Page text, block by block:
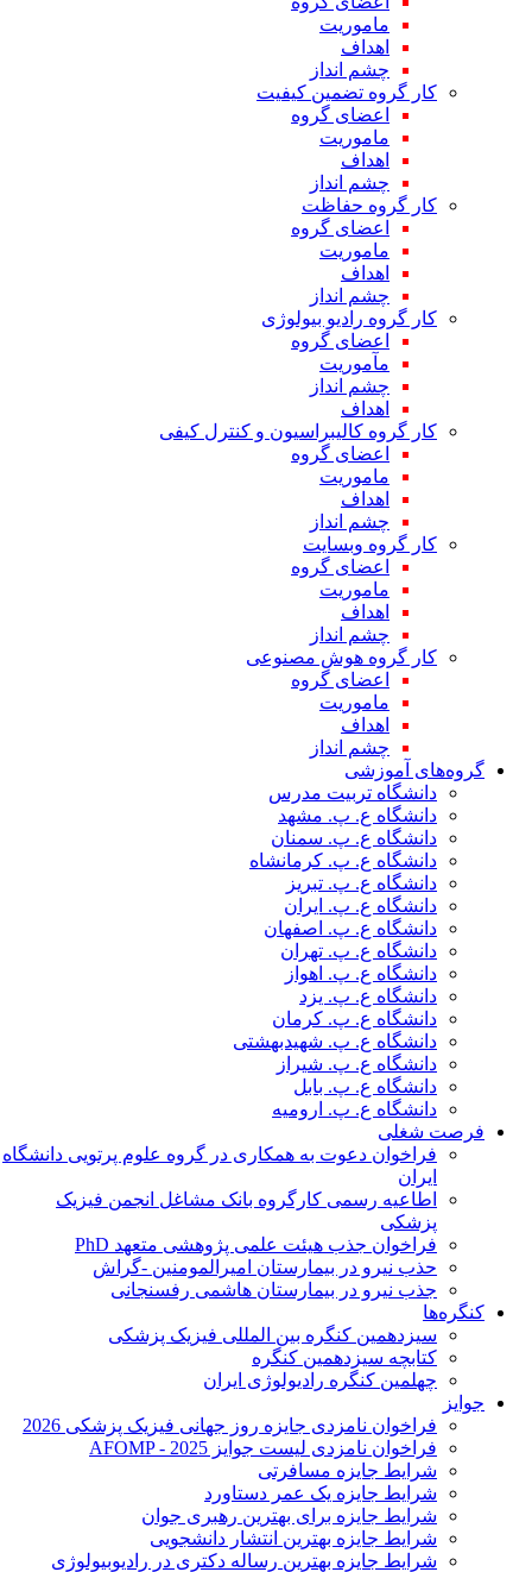
ماموریت
اهداف
چشم انداز
کار گروه تضمین کیفیت
اعضای گروه
ماموریت
اهداف
چشم انداز
کار گروه حفاظت
اعضای گروه
ماموریت
اهداف
چشم انداز
کار گروه رادیو بیولوژی
اعضای گروه
مآموریت
چشم انداز
اهداف
کار گروه کالیبراسیون و کنترل کیفی
اعضای گروه
ماموریت
اهداف
چشم انداز
کار گروه وبسایت
اعضای گروه
ماموریت
اهداف
چشم انداز
کار گروه هوش مصنوعی
اعضای گروه
ماموریت
اهداف
چشم انداز
گروه‌های آموزشی
دانشگاه تربیت مدرس
دانشگاه ع. پ. مشهد
دانشگاه ع. پ. سمنان
دانشگاه ع. پ. کرمانشاه
دانشگاه ع. پ. تبریز
دانشگاه ع. پ. ایران
دانشگاه ع. پ. اصفهان
دانشگاه ع. پ. تهران
دانشگاه ع. پ. اهواز
دانشگاه ع. پ. یزد
دانشگاه ع. پ. کرمان
دانشگاه ع. پ. شهید‌بهشتی
دانشگاه ع. پ. شیراز
دانشگاه ع. پ. بابل
دانشگاه ع. پ. ارومیه
فرصت شغلی
فراخوان دعوت به همکاری در گروه علوم پرتویی دانشگاه
ایران
اطاعیه رسمی کارگروه بانک مشاغل انجمن فیزیک
پزشکی
فراخوان جذب هیئت علمی پژوهشی متعهد PhD
حذب نیرو در بیمارستان امیرالمومنین -گراش
جذب نیرو در بیمارستان هاشمی رفسنجانی
کنگره‌ها
سیزدهمین کنگره بین المللی فیزیک پزشکی
کتابچه سیزدهمین کنگره
چهلمین کنگره رادیولوژی ایران
جوایز
فراخوان نامزدی جایزه روز جهانی فیزیک پزشکی 2026
فراخوان نامزدی لیست جوایز AFOMP - 2025
شرایط جایزه مسافرتی
شرایط جایزه یک عمر دستاورد
شرایط جایزه برای بهترین رهبری جوان
شرایط جایزه بهترین انتشار دانشجویی
شرایط جایزه بهترین رساله دکتری در رادیوبیولوژی